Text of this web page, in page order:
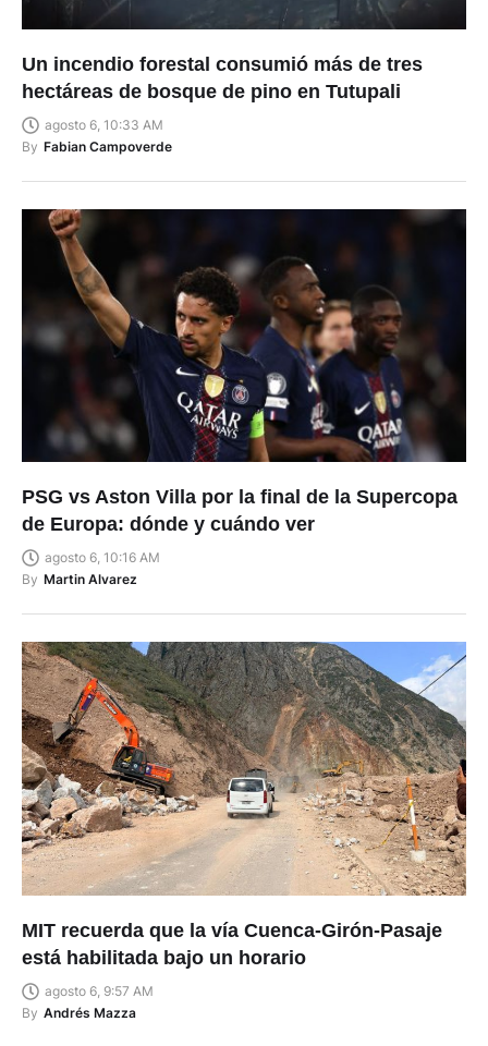
Un incendio forestal consumió más de tres
hectáreas de bosque de pino en Tutupali
agosto 6, 10:33 AM
By Fabian Campoverde
PSG vs Aston Villa por la final de la Supercopa
de Europa: dónde y cuándo ver
agosto 6, 10:16 AM
By Martin Alvarez
MIT recuerda que la vía Cuenca-Girón-Pasaje
está habilitada bajo un horario
agosto 6, 9:57 AM
By Andrés Mazza